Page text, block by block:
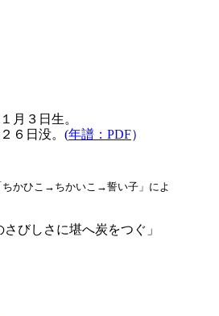
３日生。
日没。 (年譜：PDF）
かひこ→ちかいこ→誓い子」によ
しさに堪へ炭をつぐ」